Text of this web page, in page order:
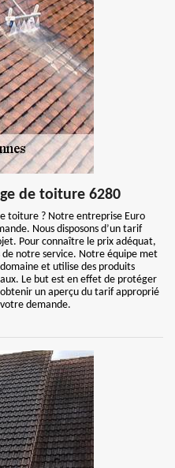
de toiture 6280
toiture ? Notre entreprise Euro
Nous disposons d’un tarif
Pour connaître le prix adéquat,
notre service. Notre équipe met
et utilise des produits
Le but est en effet de protéger
un aperçu du tarif approprié
demande.